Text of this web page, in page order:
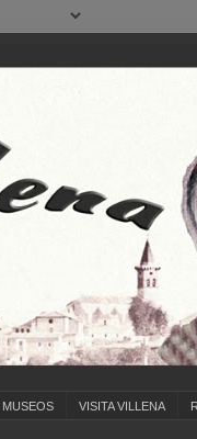
MUSEOS VISITA VILLENA